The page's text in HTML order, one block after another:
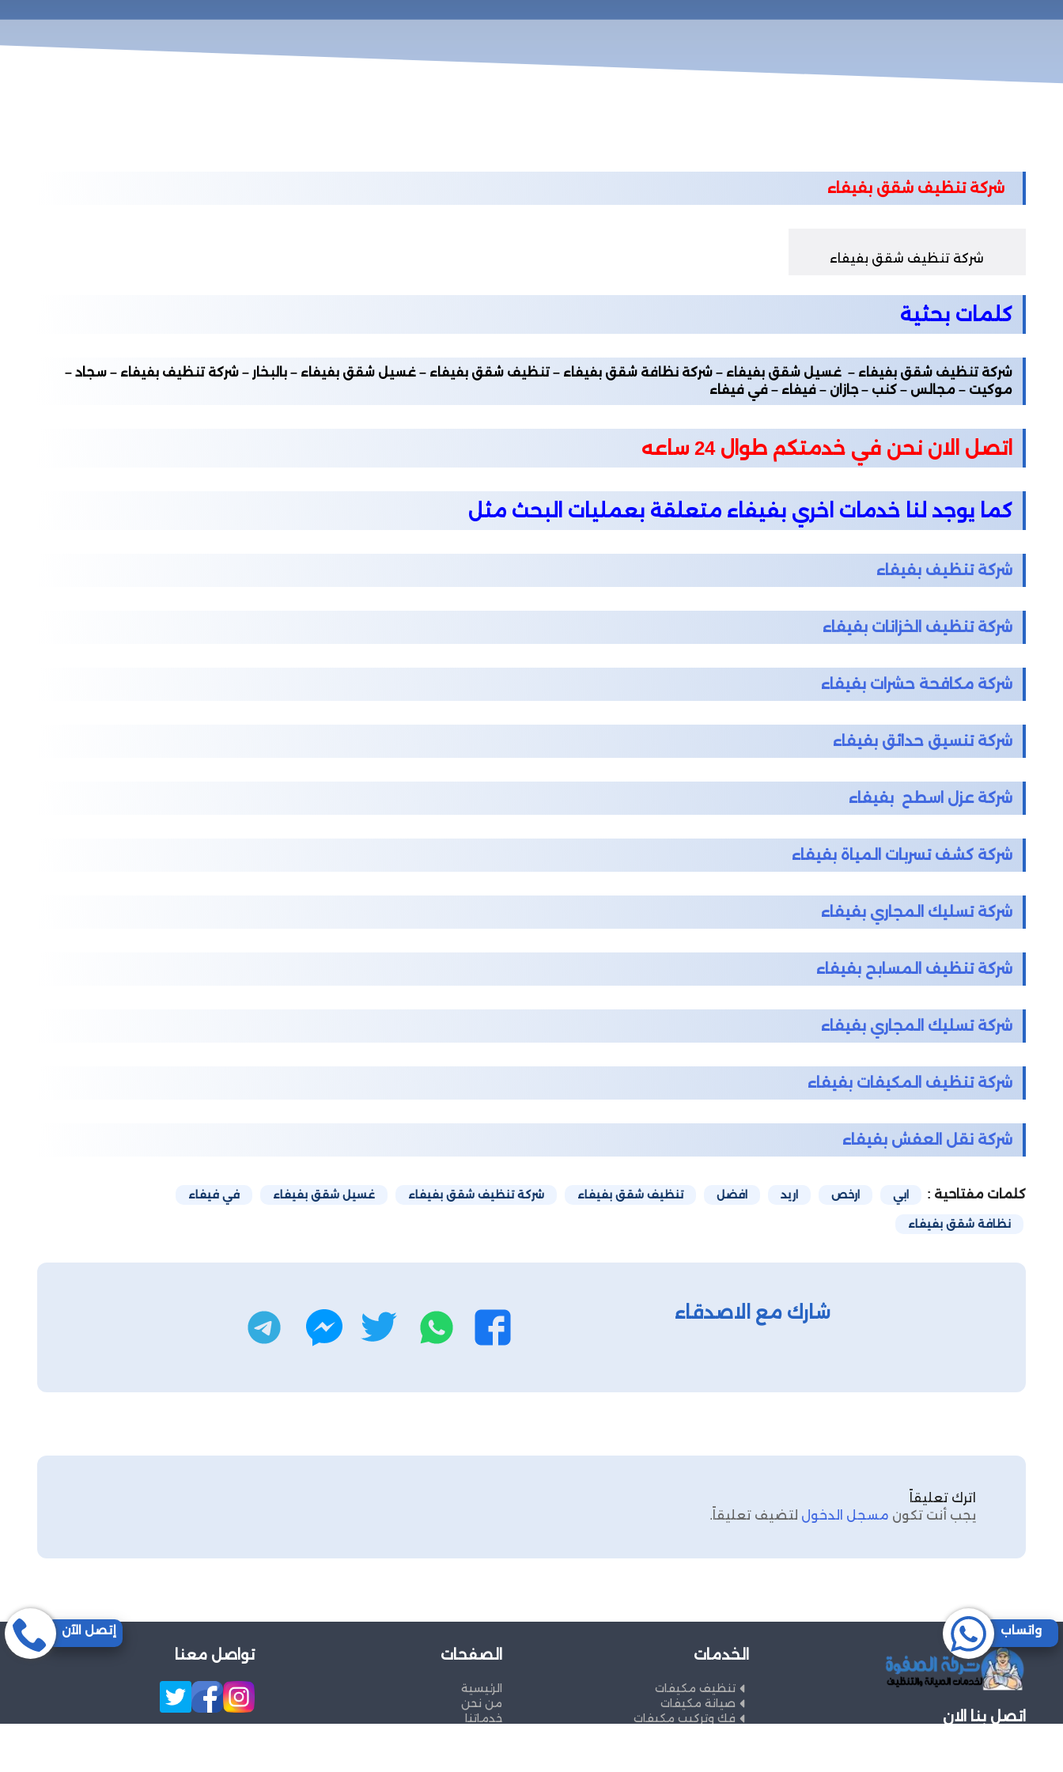
شركة تنظيف شقق بفيفاء
شركة تنظيف شقق بفيفاء
كلمات بحثية
شركة تنظيف شقق بفيفاء – غسيل شقق بفيفاء – شركة نظافة شقق بفيفاء – تنظيف شقق بفيفاء – غسيل شقق بفيفاء – بالبخار – شركة تنظيف بفيفاء – سجاد –
موكيت – مجالس – كنب – جازان – فيفاء – في فيفاء
اتصل الان نحن في خدمتكم طوال 24 ساعه
كما يوجد لنا خدمات اخري بفيفاء متعلقة بعمليات البحث مثل
شركة تنظيف بفيفاء
شركة تنظيف الخزانات بفيفاء
شركة مكافحة حشرات بفيفاء
شركة تنسيق حدائق بفيفاء
شركة عزل اسطح بفيفاء
شركة كشف تسربات المياة بفيفاء
شركة تسليك المجاري بفيفاء
شركة تنظيف المسابح بفيفاء
شركة تسليك المجاري بفيفاء
شركة تنظيف المكيفات بفيفاء
شركة نقل العفش بفيفاء
كلمات مفتاحية : ابي ارخص اريد افضل تنظيف شقق بفيفاء شركة تنظيف شقق بفيفاء غسيل شقق بفيفاء في فيفاء
نظافة شقق بفيفاء
شارك مع الاصدقاء فيسبوك واتساب تويتر ماسنجر
اترك تعليقاً
يجب أنت تكون مسجل الدخول لتضيف تعليقاً.
واتساب إتصل الآن
اتصل بنا الان
الخدمات
تنظيف مكيفات
صيانة مكيفات
فك وتركيب مكيفات
الصفحات
الرئيسية
من نحن
خدماتنا
تواصل معنا